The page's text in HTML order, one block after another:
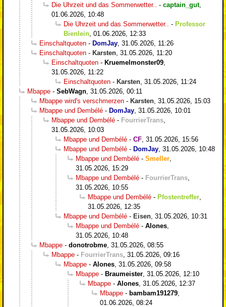
Die Uhrzeit und das Sommerwetter..
- captain_gut,
01.06.2026, 10:48
Die Uhrzeit und das Sommerwetter..
- Professor
Bienlein 01.06.2026, 12:33
Einschaltquoten - DomJay 31.05.2026, 11:26
Einschaltquoten - Karsten 31.05.2026, 11:20
Einschaltquoten - Kruemelmonster09
31.05.2026, 11:22
Einschaltquoten - Karsten 31.05.2026, 11:24
Mbappe - SebWagn 31.05.2026, 00:11
Mbappe wird's verschmerzen - Karsten 31.05.2026, 15:03
Mbappe und Dembélé - DomJay 31.05.2026, 10:01
Mbappe und Dembélé - FourrierTrans
31.05.2026, 10:03
Mbappe und Dembélé - CF 31.05.2026, 15:56
Mbappe und Dembélé - DomJay 31.05.2026, 10:48
Mbappe und Dembélé - Smeller
31.05.2026, 15:29
Mbappe und Dembélé - FourrierTrans
31.05.2026, 10:55
Mbappe und Dembélé - Pfostentreffer
31.05.2026, 12:35
Mbappe und Dembélé - Eisen 31.05.2026, 10:31
Mbappe und Dembélé - Alones
31.05.2026, 10:48
Mbappe - donotrobme 31.05.2026, 08:55
Mbappe - FourrierTrans 31.05.2026, 09:16
Mbappe - Alones 31.05.2026, 09:58
Mbappe - Braumeister 31.05.2026, 12:10
Mbappe - Alones 31.05.2026, 12:37
Mbappe - bambam191279
01.06.2026, 08:24